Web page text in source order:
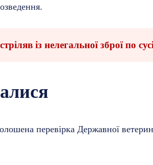
із нелегальної зброї по
перевірка Державної